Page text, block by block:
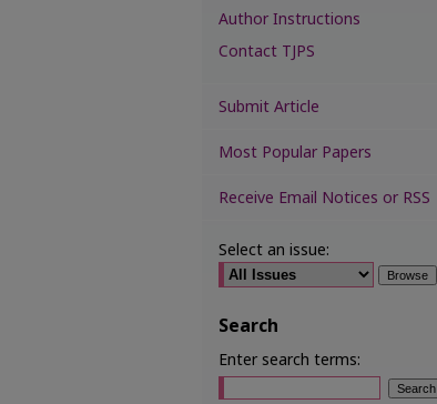
Author Instructions
Contact TJPS
Submit Article
Most Popular Papers
Receive Email Notices or RSS
Select an issue:
Search
Enter search terms: